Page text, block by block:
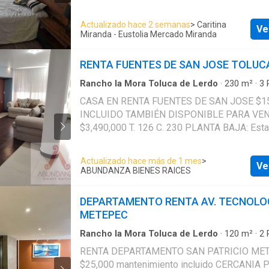
segunda recámara con clóset Sala comedor
completo Cocina equipada Cuánto de lavado
Actualizado hace 2 semanas> Caritina
Miranda - Eustolia Mercado Miranda
RENTA FUENTES DE SAN JOSE
Rancho la Mora Toluca de Lerdo · 230 m² · 3
·Seguridad
CASA EN RENTA FUENTES DE SAN JOSE
INCLUIDO TAMBIÉN DISPONIBLE PARA
$3,490,000 T. 126 C. 230 PLANTA BAJA: Estacionamiento
concepto abierto Bodega abajo de
PLANTA ALTA: Recamara principal con
completo 2 Recamaras secundarias una
servicio Medio baño Cuarto de juegos o área social
con Cisterna, tinacogas estacionario *Los muebles son
ilustrativos *El precio de renta no incluye
investigación ni costo de póliza de
precio de venta no incluye impuestos, gastos
Actualizado hace más de 1 mes>
ABUNDANZA BIENES RAICES
DEPARTAMENTO RENTA AV.
METEPEC
Rancho la Mora Toluca de Lerdo · 120 m² · 2
natural·Seguridad
RENTA DEPARTAMENTO SAN PATRICIO
$25,000 mantenimiento incluido CERCANIA PARQUE